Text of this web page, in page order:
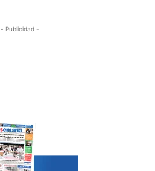
- Publicidad -